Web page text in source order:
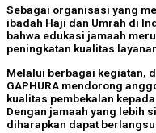
Sebagai organisasi yang
ibadah Haji dan Umrah di
bahwa edukasi jamaah
peningkatan kualitas
Melalui berbagai kegiatan,
GAPHURA mendorong
kualitas pembekalan
Dengan jamaah yang lebih
diharapkan dapat